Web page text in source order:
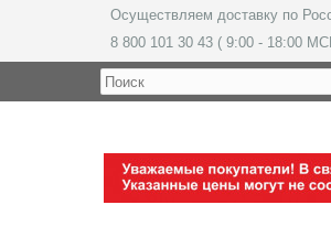
Осуществляем доставку по
8 800 101 30 43 ( 9:00 - 18:00